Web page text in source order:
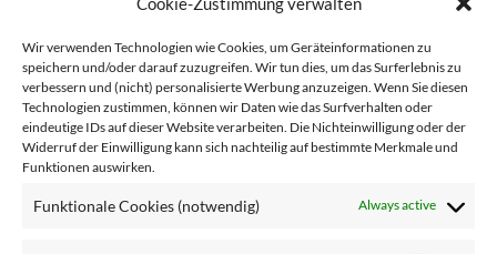
Wir verwenden Technologien wie Cookies, um Geräteinformationen zu
speichern und/oder darauf zuzugreifen. Wir tun dies, um das Surferlebnis zu
verbessern und (nicht) personalisierte Werbung anzuzeigen. Wenn Sie diesen
Technologien zustimmen, können wir Daten wie das Surfverhalten oder
eindeutige IDs auf dieser Website verarbeiten. Die Nichteinwilligung oder der
Widerruf der Einwilligung kann sich nachteilig auf bestimmte Merkmale und
Funktionen auswirken.
Funktionale Cookies (notwendig) Always active
m_Calmant
_Anti_Rou
geurs